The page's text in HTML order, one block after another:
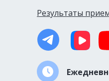
Результаты